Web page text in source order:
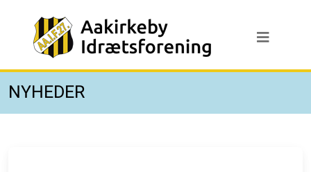
NYHEDER